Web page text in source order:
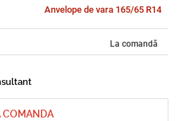
Anvelope de vara 165/65 R14
La comandă
COMANDA